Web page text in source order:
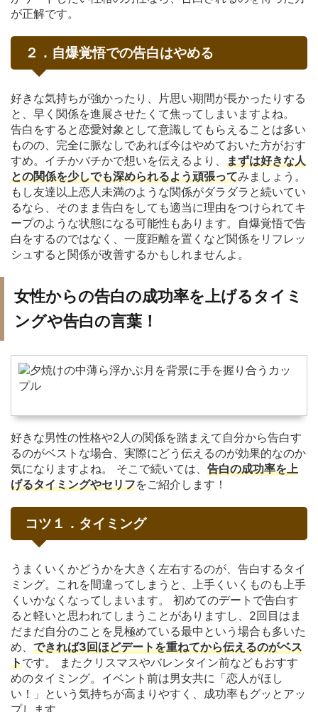
が正解です。
２．自爆覚悟での告白はやめる
好きな気持ちが強かったり、片思い期間が長かったりする
と、早く関係を進展させたくて焦ってしまいますよね。
告白をすると恋愛対象として意識してもらえることは多い
ものの、完全に脈なしであれば今はやめておいた方がおす
すめ。イチかバチかで想いを伝えるより、 まずは好きな人
との関係を少しでも深められるよう頑張ってみましょう。
もし友達以上恋人未満のような関係がダラダラと続いてい
るなら、そのまま告白をしても適当に理由をつけられてキ
ープのような状態になる可能性もあります。自爆覚悟で告
白をするのではなく、一度距離を置くなど関係をリフレッ
シュすると関係が改善するかもしれませんよ。
女性からの告白の成功率を上げるタイミ
ングや告白の言葉！
好きな男性の性格や2人の関係を踏まえて自分から告白す
るのがベストな場合、実際にどう伝えるのが効果的なのか
気になりますよね。 そこで続いては、 告白の成功率を上
げるタイミングやセリフをご紹介します！
コツ１．タイミング
うまくいくかどうかを大きく左右するのが、告白するタイ
ミング。これを間違ってしまうと、上手くいくものも上手
くいかなくなってしまいます。 初めてのデートで告白す
ると軽いと思われてしまうことがありますし、2回目はま
だまだ自分のことを見極めている最中という場合も多いた
め、 できれば3回ほどデートを重ねてから伝えるのがベス
トです。 またクリスマスやバレンタイン前などもおすす
めのタイミング。イベント前は男女共に「恋人がほし
い！」という気持ちが高まりやすく、成功率もグッとアッ
プします。